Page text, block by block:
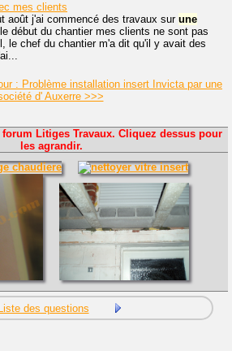
mes clients
août j'ai commencé des travaux sur une
début du chantier mes clients ne sont pas
le chef du chantier m'a dit qu'il y avait des
: Problème installation insert Invicta par une
d' Auxerre >>>
Litiges Travaux. Cliquez dessus pour
les agrandir.
Liste des questions